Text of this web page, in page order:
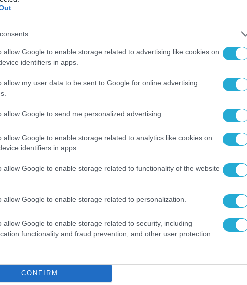
allow Google to enable storage related to advertising like cookies on
identifiers in apps.
allow my user data to be sent to Google for online advertising
allow Google to send me personalized advertising.
allow Google to enable storage related to analytics like cookies on
identifiers in apps.
allow Google to enable storage related to functionality of the website
allow Google to enable storage related to personalization.
allow Google to enable storage related to security, including
functionality and fraud prevention, and other user protection.
CONFIRM
Χρηστίδης ΠΝ Αρχιεπιστολέας ΔΔΜΝ
Αποστολάκης ΠΝ Υπαρχηγός ΑΣ
Λίτσας ΠΝ ΓΕΕΘΑ
Απόστολος Μαντίδης ΠΝ Διευθυντής
ΓΕΝ
Ζώτος ΠΝ Διευθυντής Διεύθυνσης
του νέου Α.Ν.Σ. θα πραγματοποιηθεί
2011.